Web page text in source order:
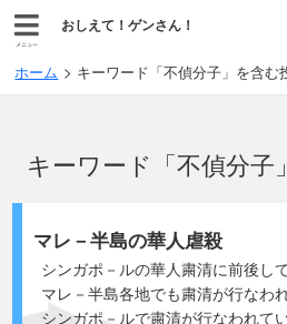
メニュー
おしえて！ゲンさん！
ホーム キーワード「不偵分子」を含む
キーワード「不偵分子
マレ－半島の華人虐殺
シンガポ－ルの華人粛清に前後し
マレ－半島各地でも粛清が行なわ
シンガポ－ルで粛清が行なわれて